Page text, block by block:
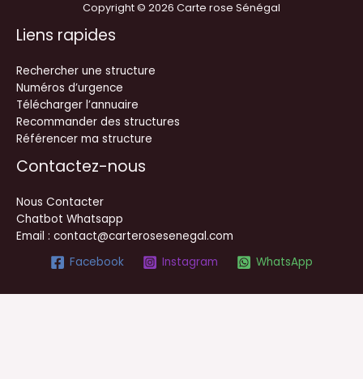
Copyright © 2026 Carte rose Sénégal
Liens rapides
Rechercher une structure
Numéros d’urgence
Télécharger l’annuaire
Recommander des structures
Référencer ma structure
Contactez-nous
Nous Contacter
Chatbot Whatsapp
Email : contact@carterosesenegal.com
Facebook
Instagram WhatsApp